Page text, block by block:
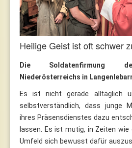
Heilige Geist ist oft schwer
Die Soldatenfirmung
Niederösterreichs in
Es ist nicht gerade alltäglich
selbstverständlich, dass junge
ihres Präsensdienstes dazu
lassen. Es ist mutig, in Zeiten wie
Umfeld sich bewusst dafür